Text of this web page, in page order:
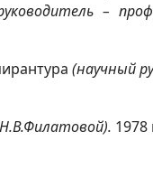
–
(научный
1978